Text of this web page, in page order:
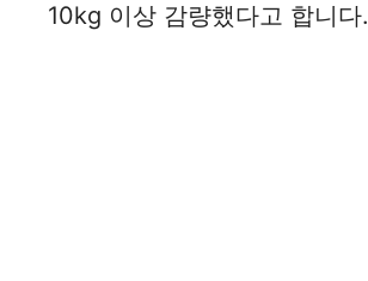
10kg 이상 감량했다고 합니다.